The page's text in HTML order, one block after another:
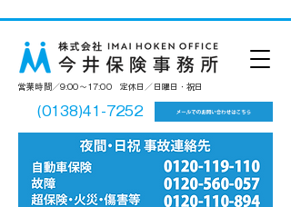
営業時間／9:00～17:00 定休日／日曜日​・祝日
(0138)41-7252